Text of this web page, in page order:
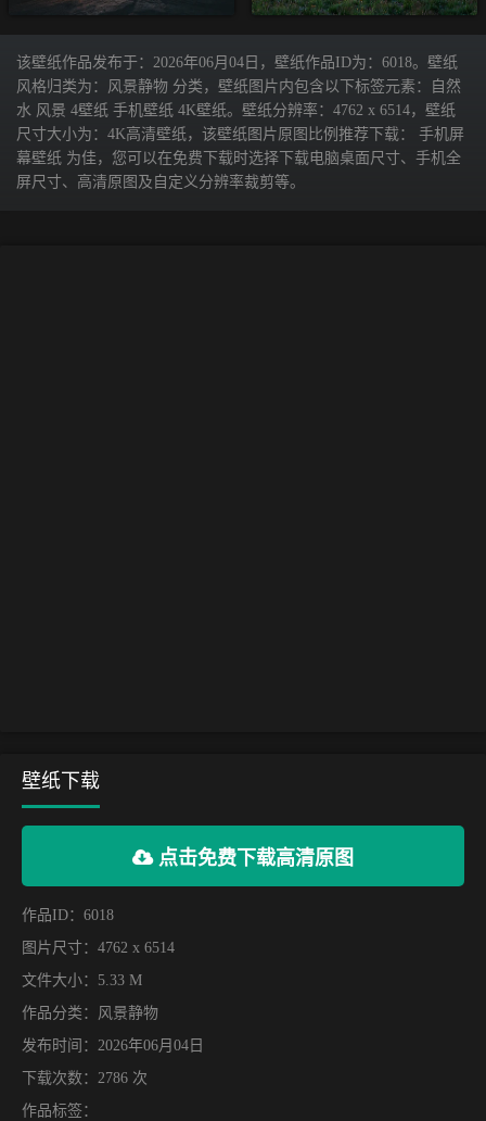
该壁纸作品发布于：2026年06月04日，壁纸作品ID为：6018。壁纸
风格归类为：风景静物 分类，壁纸图片内包含以下标签元素：自然
水 风景 4壁纸 手机壁纸 4K壁纸。壁纸分辨率：4762 x 6514，壁纸
尺寸大小为：4K高清壁纸，该壁纸图片原图比例推荐下载： 手机屏
幕壁纸 为佳，您可以在免费下载时选择下载电脑桌面尺寸、手机全
屏尺寸、高清原图及自定义分辨率裁剪等。
壁纸下载
点击免费下载高清原图
作品ID：6018
图片尺寸：4762 x 6514
文件大小：5.33 M
作品分类： 风景静物
发布时间：2026年06月04日
下载次数：2786 次
作品标签：